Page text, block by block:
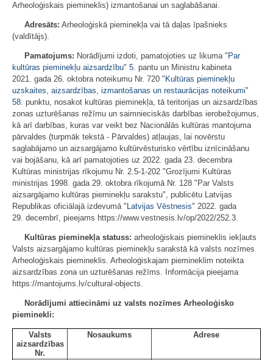
Arheoloģiskais piemineklis) izmantošanai un saglabāšanai.
Adresāts: Arheoloģiskā pieminekļa vai tā daļas īpašnieks
(valdītājs).
Pamatojums: Norādījumi izdoti, pamatojoties uz likuma " Par
kultūras pieminekļu aizsardzību" 5. pantu un Ministru kabineta
2021. gada 26. oktobra noteikumu Nr. 720 " Kultūras pieminekļu
uzskaites, aizsardzības, izmantošanas un restaurācijas noteikumi"
58. punktu, nosakot kultūras pieminekļa, tā teritorijas un aizsardzības
zonas uzturēšanas režīmu un saimnieciskās darbības ierobežojumus,
kā arī darbības, kuras var veikt bez Nacionālās kultūras mantojuma
pārvaldes (turpmāk tekstā - Pārvaldes) atļaujas, lai novērstu
saglabājamo un aizsargājamo kultūrvēsturisko vērtību iznīcināšanu
vai bojāšanu, kā arī pamatojoties uz 2022. gada 23. decembra
Kultūras ministrijas rīkojumu Nr. 2.5-1-202 "Grozījumi Kultūras
ministrijas 1998. gada 29. oktobra rīkojumā Nr. 128 "Par Valsts
aizsargājamo kultūras pieminekļu sarakstu", publicētu Latvijas
Republikas oficiālajā izdevumā " Latvijas Vēstnesis" 2022. gada
29. decembrī, pieejams https://www.vestnesis.lv/op/2022/252.3.
Kultūras pieminekļa statuss: arheoloģiskais piemineklis iekļauts
Valsts aizsargājamo kultūras pieminekļu sarakstā kā valsts nozīmes
Arheoloģiskais piemineklis. Arheoloģiskajam piemineklim noteikta
aizsardzības zona un uzturēšanas režīms. Informācija pieejama
https://mantojums.lv/cultural-objects.
Norādījumi attiecināmi uz valsts nozīmes Arheoloģisko
pieminekli:
Valsts
aizsardzības
Nr.
Nosaukums Adrese